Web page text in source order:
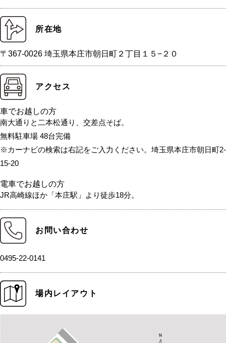
所在地
〒367-0026 埼玉県本庄市朝日町２丁目１５−２０
アクセス
車でお越しの方
南大通りと二本松通り、交差点そば。
無料駐車場 48台完備
※カーナビの検索は右記をご入力ください。埼玉県本庄市朝日町2-
15-20
電車でお越しの方
JR高崎線ほか「本庄駅」より徒歩18分。
お問い合わせ
0495-22-0141
場内レイアウト